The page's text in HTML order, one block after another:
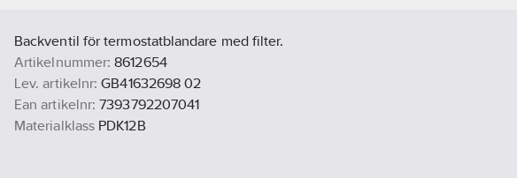
Backventil för termostatblandare med filter.
Artikelnummer: 8612654
Lev. artikelnr: GB41632698 02
Ean artikelnr: 7393792207041
Materialklass PDK12B